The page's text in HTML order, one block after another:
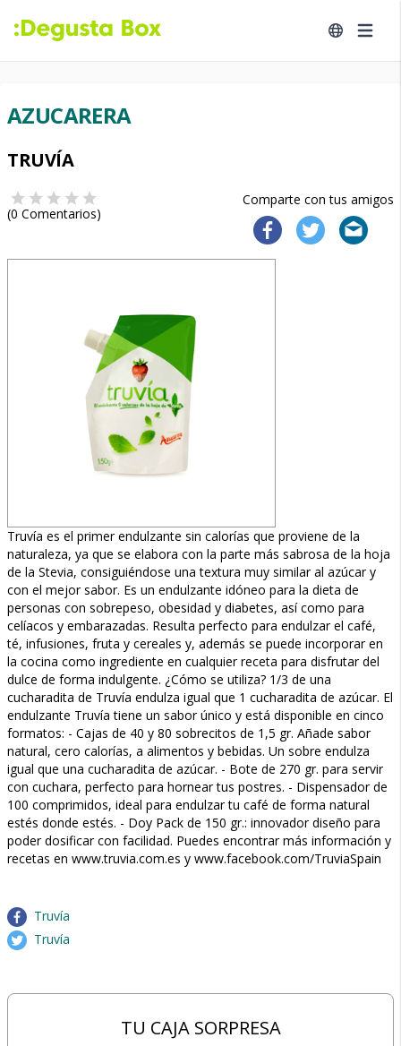
AZUCARERA
TRUVÍA
Comparte con tus amigos
(0 Comentarios)
Truvía es el primer endulzante sin calorías que proviene de la
naturaleza, ya que se elabora con la parte más sabrosa de la hoja
de la Stevia, consiguiéndose una textura muy similar al azúcar y
con el mejor sabor. Es un endulzante idóneo para la dieta de
personas con sobrepeso, obesidad y diabetes, así como para
celíacos y embarazadas. Resulta perfecto para endulzar el café,
té, infusiones, fruta y cereales y, además se puede incorporar en
la cocina como ingrediente en cualquier receta para disfrutar del
dulce de forma indulgente. ¿Cómo se utiliza? 1/3 de una
cucharadita de Truvía endulza igual que 1 cucharadita de azúcar. El
endulzante Truvía tiene un sabor único y está disponible en cinco
formatos: - Cajas de 40 y 80 sobrecitos de 1,5 gr. Añade sabor
natural, cero calorías, a alimentos y bebidas. Un sobre endulza
igual que una cucharadita de azúcar. - Bote de 270 gr. para servir
con cuchara, perfecto para hornear tus postres. - Dispensador de
100 comprimidos, ideal para endulzar tu café de forma natural
estés donde estés. - Doy Pack de 150 gr.: innovador diseño para
poder dosificar con facilidad. Puedes encontrar más información y
recetas en www.truvia.com.es y www.facebook.com/TruviaSpain
Truvía
Truvía
TU CAJA SORPRESA